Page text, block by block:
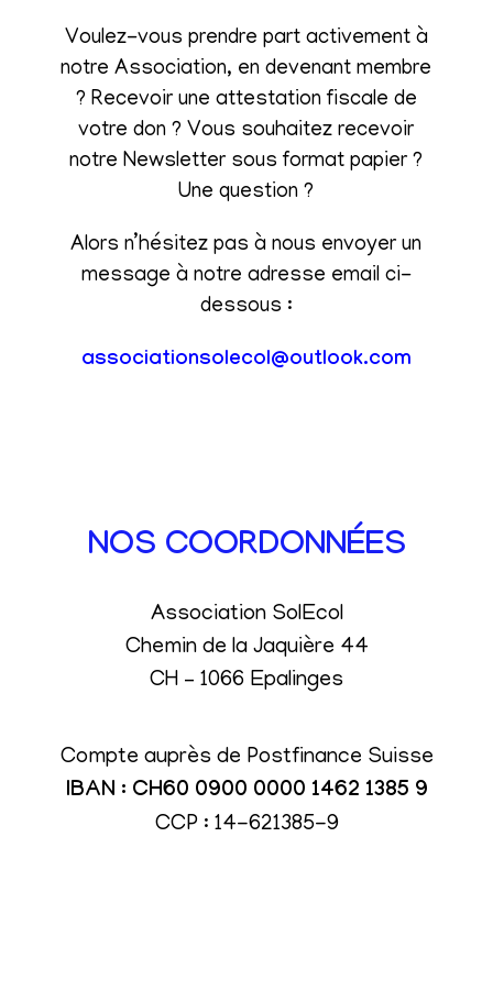
Voulez-vous prendre part activement à
notre Association, en devenant membre
? Recevoir une attestation fiscale de
votre don ? Vous souhaitez recevoir
notre Newsletter sous format papier ?
Une question ?
Alors n’hésitez pas à nous envoyer un
message à notre adresse email ci-
dessous :
associationsolecol@outlook.com
NOS COORDONNÉES
Association SolEcol
Chemin de la Jaquière 44
CH – 1066 Epalinges
Compte auprès de Postfinance Suisse
IBAN : CH60 0900 0000 1462 1385 9
CCP : 14-621385-9